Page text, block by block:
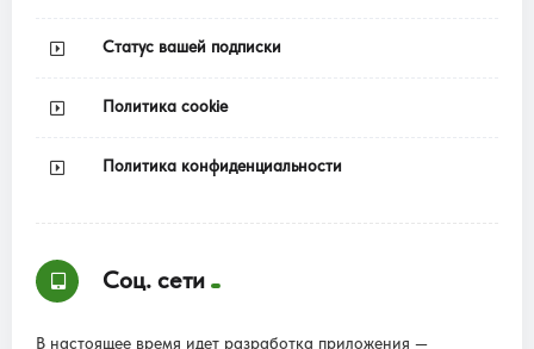
Статус вашей подписки
Политика cookie
Политика конфиденциальности
Соц. сети
В настоящее время идет разработка приложения —